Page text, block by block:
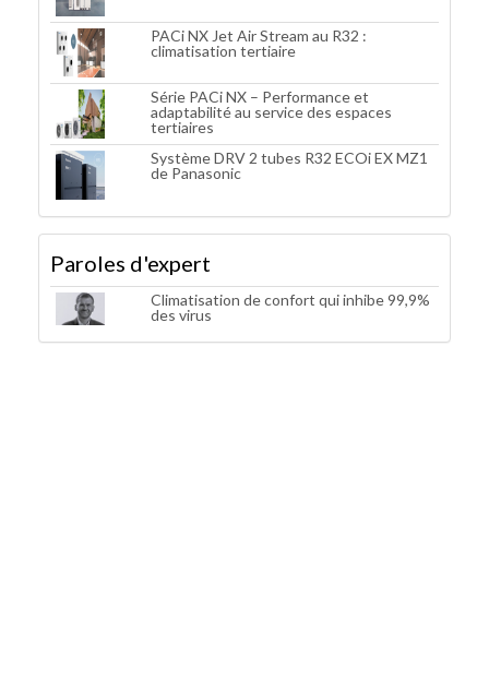
PACi NX Jet Air Stream au R32 :
climatisation tertiaire
Série PACi NX – Performance et
adaptabilité au service des espaces
tertiaires
Système DRV 2 tubes R32 ECOi EX MZ1
de Panasonic
Paroles d'expert
Climatisation de confort qui inhibe 99,9%
des virus